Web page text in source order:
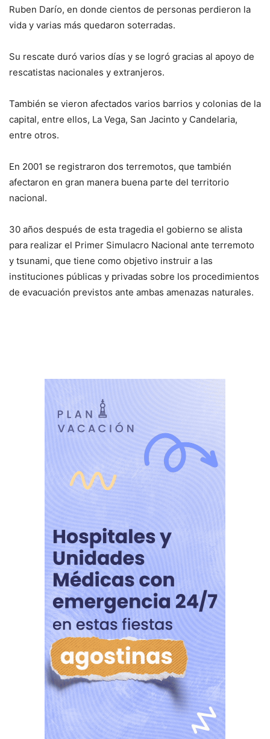
Ruben Darío, en donde cientos de personas perdieron la
vida y varias más quedaron soterradas.
Su rescate duró varios días y se logró gracias al apoyo de
rescatistas nacionales y extranjeros.
También se vieron afectados varios barrios y colonias de la
capital, entre ellos, La Vega, San Jacinto y Candelaria,
entre otros.
En 2001 se registraron dos terremotos, que también
afectaron en gran manera buena parte del territorio
nacional.
30 años después de esta tragedia el gobierno se alista
para realizar el Primer Simulacro Nacional ante terremoto
y tsunami, que tiene como objetivo instruir a las
instituciones públicas y privadas sobre los procedimientos
de evacuación previstos ante ambas amenazas naturales.